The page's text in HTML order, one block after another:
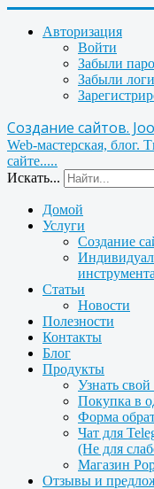
Авторизация
Войти
Забыли
Забыли
Создание сайтов.
Web-мастерская, блог.
сайте.....
Искать...
Домой
Услуги
Создание
инструмента
Статьи
Новости
Полезности
Контакты
Блог
Продукты
Узнать свой
Покупка в
Форма
Чат для
(Не для
Магазин
Отзывы и